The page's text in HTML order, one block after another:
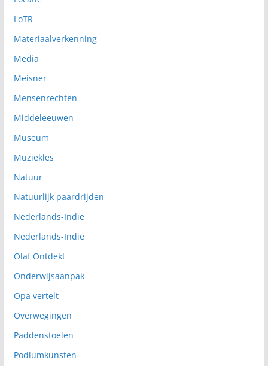
LoTR
Materiaalverkenning
Media
Meisner
Mensenrechten
Middeleeuwen
Museum
Muziekles
Natuur
Natuurlijk paardrijden
Nederlands-Indië
Nederlands-Indië
Olaf Ontdekt
Onderwijsaanpak
Opa vertelt
Overwegingen
Paddenstoelen
Podiumkunsten